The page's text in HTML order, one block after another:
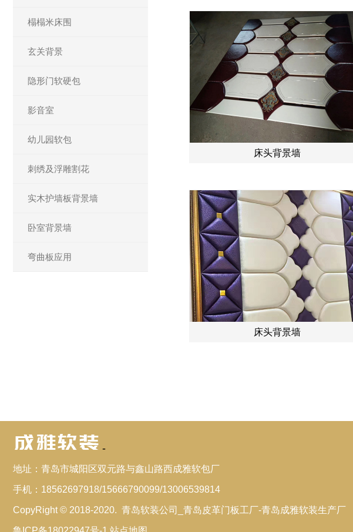
榻榻米床围
玄关背景
隐形门软硬包
影音室
幼儿园软包
刺绣及浮雕割花
实木护墙板背景墙
卧室背景墙
弯曲板应用
床头背景墙
床头背景墙
-
地址： 青岛市城阳区双元路与鑫山路西成雅软包厂
手机： 18562697918/15666790099/13006539814
CopyRight © 2018-2020. 青岛软装公司_青岛皮革门板工厂-青岛成雅软装生产厂